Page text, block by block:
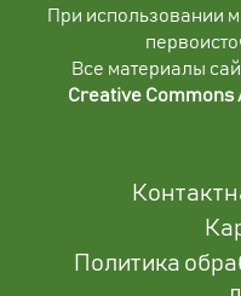
При использовании
Все материалы
Creative
Политика